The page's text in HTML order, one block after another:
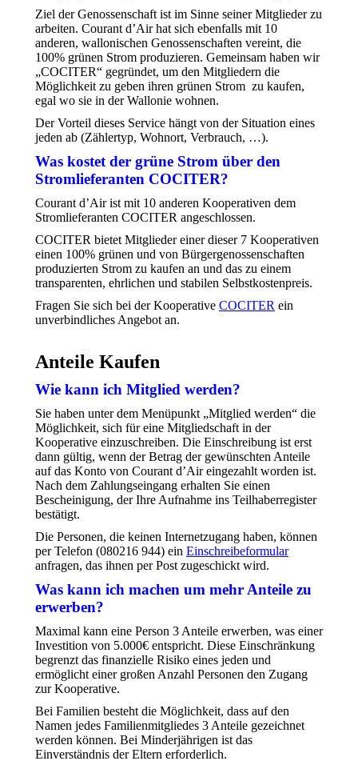
Ziel der Genossenschaft ist im Sinne seiner Mitglieder zu
arbeiten. Courant d’Air hat sich ebenfalls mit 10
anderen, wallonischen Genossenschaften vereint, die
100% grünen Strom produzieren. Gemeinsam haben wir
„COCITER“ gegründet, um den Mitgliedern die
Möglichkeit zu geben ihren grünen Strom zu kaufen,
egal wo sie in der Wallonie wohnen.
Der Vorteil dieses Service hängt von der Situation eines
jeden ab (Zählertyp, Wohnort, Verbrauch, …).
Was kostet der grüne Strom über den
Stromlieferanten COCITER?
Courant d’Air ist mit 10 anderen Kooperativen dem
Stromlieferanten COCITER angeschlossen.
COCITER bietet Mitglieder einer dieser 7 Kooperativen
einen 100% grünen und von Bürgergenossenschaften
produzierten Strom zu kaufen an und das zu einem
transparenten, ehrlichen und stabilen Selbstkostenpreis.
Fragen Sie sich bei der Kooperative COCITER ein
unverbindliches Angebot an.
Anteile Kaufen
Wie kann ich Mitglied werden?
Sie haben unter dem Menüpunkt „Mitglied werden“ die
Möglichkeit, sich für eine Mitgliedschaft in der
Kooperative einzuschreiben. Die Einschreibung ist erst
dann gültig, wenn der Betrag der gewünschten Anteile
auf das Konto von Courant d’Air eingezahlt worden ist.
Nach dem Zahlungseingang erhalten Sie einen
Bescheinigung, der Ihre Aufnahme ins Teilhaberregister
bestätigt.
Die Personen, die keinen Internetzugang haben, können
per Telefon (080216 944) ein Einschreibeformular
anfragen, das ihnen per Post zugeschickt wird.
Was kann ich machen um mehr Anteile zu
erwerben?
Maximal kann eine Person 3 Anteile erwerben, was einer
Investition von 5.000€ entspricht. Diese Einschränkung
begrenzt das finanzielle Risiko eines jeden und
ermöglicht einer großen Anzahl Personen den Zugang
zur Kooperative.
Bei Familien besteht die Möglichkeit, dass auf den
Namen jedes Familienmitgliedes 3 Anteile gezeichnet
werden können. Bei Minderjährigen ist das
Einverständnis der Eltern erforderlich.